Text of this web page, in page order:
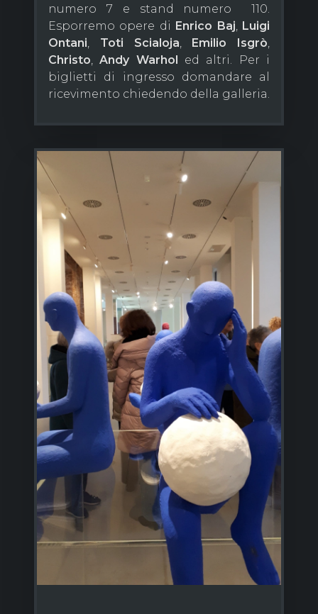
numero 7 e stand numero 110.
Esporremo opere di Enrico Baj Luigi
Ontani
Toti Scialoja Emilio Isgrò
Christo ,Andy Warhol ed altri. Per i
biglietti di ingresso domandare al
ricevimento chiedendo della galleria.